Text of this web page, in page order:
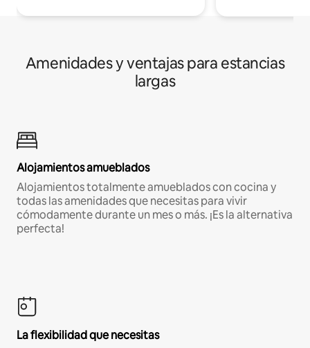
Amenidades y ventajas para estancias
largas
Alojamientos amueblados
Alojamientos totalmente amueblados con cocina y
todas las amenidades que necesitas para vivir
cómodamente durante un mes o más. ¡Es la alternativa
perfecta!
La flexibilidad que necesitas